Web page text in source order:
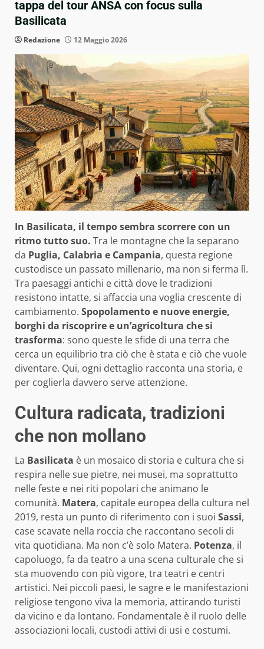
tappa del tour ANSA con focus sulla
Basilicata
Redazione 12 Maggio 2026
In Basilicata, il tempo sembra scorrere con un
ritmo tutto suo. Tra le montagne che la separano
da Puglia, Calabria e Campania, questa regione
custodisce un passato millenario, ma non si ferma lì.
Tra paesaggi antichi e città dove le tradizioni
resistono intatte, si affaccia una voglia crescente di
cambiamento. Spopolamento e nuove energie,
borghi da riscoprire e un’agricoltura che si
trasforma: sono queste le sfide di una terra che
cerca un equilibrio tra ciò che è stata e ciò che vuole
diventare. Qui, ogni dettaglio racconta una storia, e
per coglierla davvero serve attenzione.
Cultura radicata, tradizioni
che non mollano
La Basilicata è un mosaico di storia e cultura che si
respira nelle sue pietre, nei musei, ma soprattutto
nelle feste e nei riti popolari che animano le
comunità. Matera, capitale europea della cultura nel
2019, resta un punto di riferimento con i suoi Sassi,
case scavate nella roccia che raccontano secoli di
vita quotidiana. Ma non c’è solo Matera. Potenza, il
capoluogo, fa da teatro a una scena culturale che si
sta muovendo con più vigore, tra teatri e centri
artistici. Nei piccoli paesi, le sagre e le manifestazioni
religiose tengono viva la memoria, attirando turisti
da vicino e da lontano. Fondamentale è il ruolo delle
associazioni locali, custodi attivi di usi e costumi.